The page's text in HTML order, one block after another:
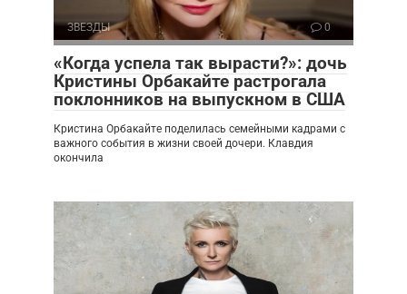
ЗВЕЗДЫ 0
«Когда успела так вырасти?»: дочь
Кристины Орбакайте растрогала
поклонников на выпускном в США
Кристина Орбакайте поделилась семейными кадрами с
важного события в жизни своей дочери. Клавдия
окончила